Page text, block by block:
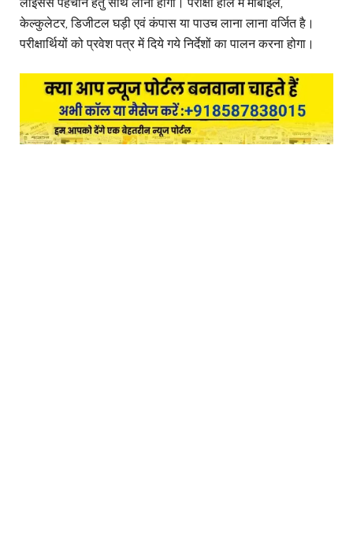
केल्कुलेटर, डिजीटल घड़ी एवं कंपास या पाउच लाना लाना वर्जित है।
परीक्षार्थियों को प्रवेश पत्र में दिये गये निर्देशों का पालन करना होगा।